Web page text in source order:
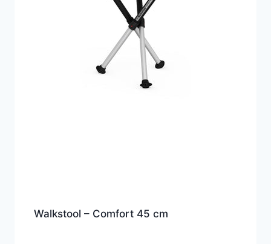
Walkstool – Comfort 45 cm